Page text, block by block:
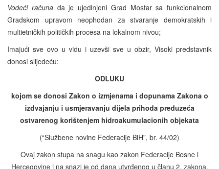
Vodeći računa da je ujedinjeni Grad Mostar sa funkcionalnom
Gradskom upravom neophodan za stvaranje demokratskih i
multietničkih političkih procesa na lokalnom nivou;
Imajući sve ovo u vidu i uzevši sve u obzir, Visoki predstavnik
donosi slijedeću:
ODLUKU
kojom se donosi Zakon o izmjenama i dopunama Zakona o
izdvajanju i usmjeravanju dijela prihoda preduzeća
ostvarenog korištenjem hidroakumulacionih objekata
(“Službene novine Federacije BiH”, br. 44/02)
Ovaj zakon stupa na snagu kao zakon Federacije Bosne i
Hercegovine i na snazi je od dana utvrđenog u članu 2. zakona,